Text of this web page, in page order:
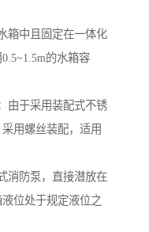
箱中且固定在一体化
的水箱容
由于采用装配式不锈
用螺丝装配，适用
消防泵，直接潜放在
位处于规定液位之